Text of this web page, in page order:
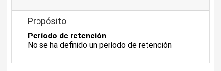
Propósito
Período de retención
No se ha definido un período de retención